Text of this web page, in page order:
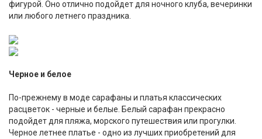
фигурой. Оно отлично подойдет для ночного клуба, вечеринки
или любого летнего праздника.
Черное и белое
По-прежнему в моде сарафаны и платья классических
расцветок - черные и белые. Белый сарафан прекрасно
подойдет для пляжа, морского путешествия или прогулки.
Черное летнее платье - одно из лучших приобретений для